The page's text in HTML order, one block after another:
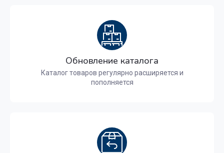
Обновление каталога
Каталог товаров регулярно расширяется и
пополняется